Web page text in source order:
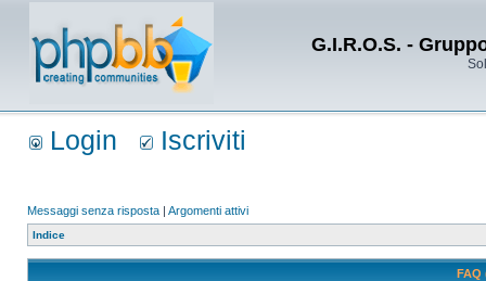
G.I.R.O.S. -
Login Iscriviti
Messaggi senza risposta | Argomenti attivi
Indice
FAQ